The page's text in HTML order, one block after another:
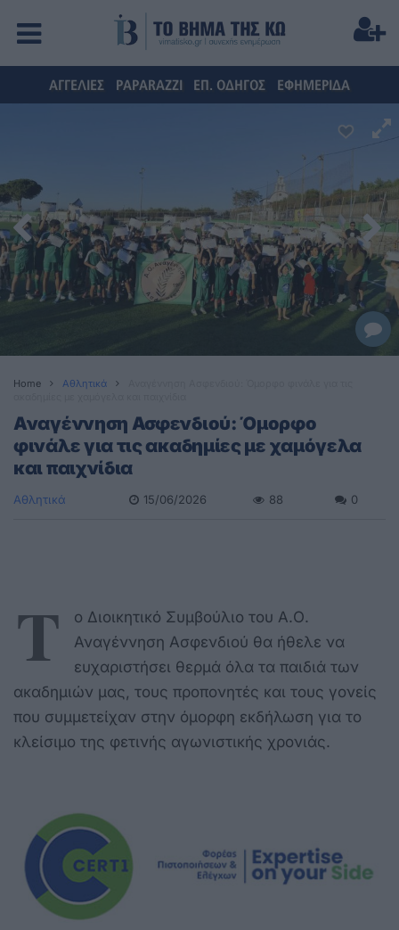
ΑΓΓΕΛΙΕΣ PAPARAZZI ΕΠ. ΟΔΗΓΟΣ ΕΦΗΜΕΡΙΔΑ
Home Αθλητικά
Αναγέννηση Ασφενδιού: Όμορφο
φινάλε για τις ακαδημίες με χαμόγελα
και παιχνίδια
Αθλητικά 15/06/2026 88 0
Τ
ο Διοικητικό Συμβούλιο του Α.Ο.
Αναγέννηση Ασφενδιού θα ήθελε να
ευχαριστήσει θερμά όλα τα παιδιά των
ακαδημιών μας, τους προπονητές και τους γονείς
που συμμετείχαν στην όμορφη εκδήλωση για το
κλείσιμο της φετινής αγωνιστικής χρονιάς.